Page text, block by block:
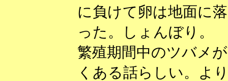
に負けて卵は地面に
った。しょんぼり。
繁殖期間中のツバメ
くある話らしい。よ